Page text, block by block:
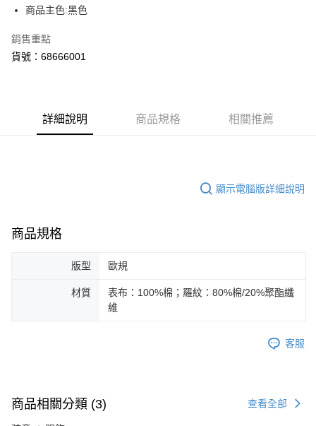
街口支付
悠遊付
Google Pay
運送方式
宅配(離島恕不配送)
商品主色:黑色
銷售重點
貨號：68666001
詳細說明 商品規格 相關推薦
顯示電腦版詳細說明
商品規格
版型 歐規
材質
表布：100%棉；羅紋：80%棉/20%聚酯纖
維
客服
商品相關分類 (3) 查看全部